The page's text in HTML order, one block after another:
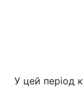
У цей період